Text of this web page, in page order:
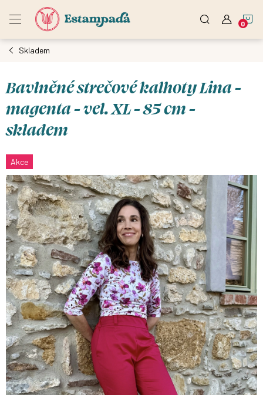
Skladem
Bavlněné strečové kalhoty Lina -
magenta - vel. XL - 85 cm -
skladem
Akce